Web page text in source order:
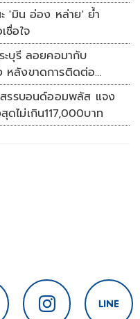
'มิน อ่อง หล่าย' ย้ำ
ชื่อใจ
ะบุรี ลอยคอมากับ
หลังขาดการติดต่อ
สรรบอนด์ออมพลัส แจง
ไม่เกิน117,000บาท